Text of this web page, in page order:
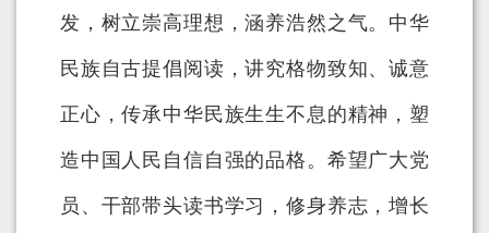
发，树立崇高理想，涵养浩然之气。中华
民族自古提倡阅读，讲究格物致知、诚意
正心，传承中华民族生生不息的精神，塑
造中国人民自信自强的品格。希望广大党
员、干部带头读书学习，修身养志，增长